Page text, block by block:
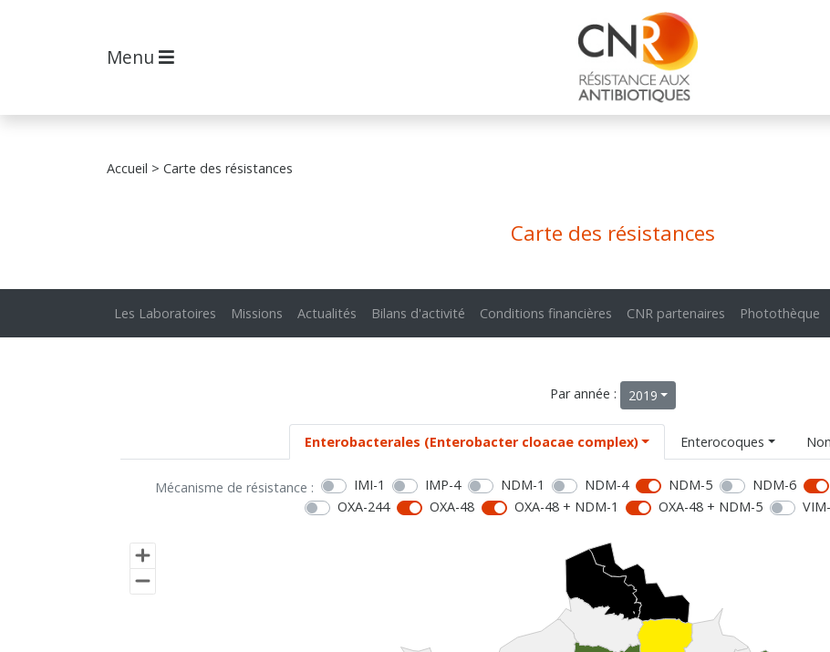
Menu
Accueil > Carte des résistances
Carte des résistances
Les Laboratoires Missions Actualités Bilans d'activité Conditions financières CNR partenaires Photothèque
Par année : 2019
Enterobacterales (Enterobacter cloacae complex) Enterocoques
Mécanisme de résistance : IMI-1 IMP-4 NDM-1 NDM-4 NDM-5 NDM-6
OXA-244
OXA-48 OXA-48 + NDM-1 OXA-48 + NDM-5